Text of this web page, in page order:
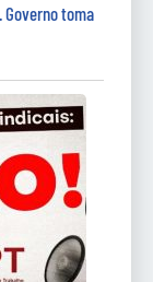
Governo toma